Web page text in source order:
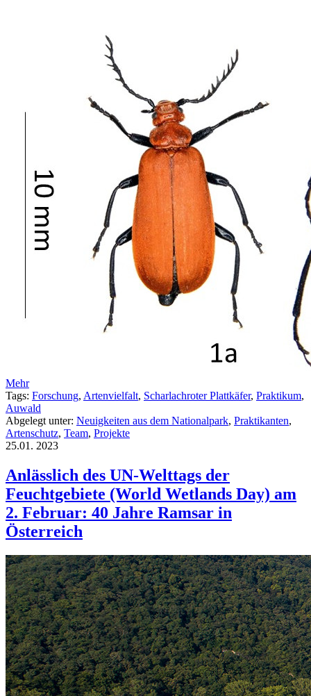
Mehr
Tags: Forschung, Artenvielfalt, Scharlachroter Plattkäfer, Praktikum,
Auwald
Abgelegt unter: Neuigkeiten aus dem Nationalpark, Praktikanten,
Artenschutz, Team, Projekte
25.01. 2023
Anlässlich des UN-Welttags der
Feuchtgebiete (World Wetlands Day) am
2. Februar: 40 Jahre Ramsar in
Österreich